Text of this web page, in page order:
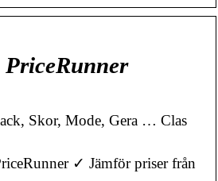
PriceRunner
Skor, Mode, Gera … Clas
✓ Jämför priser från